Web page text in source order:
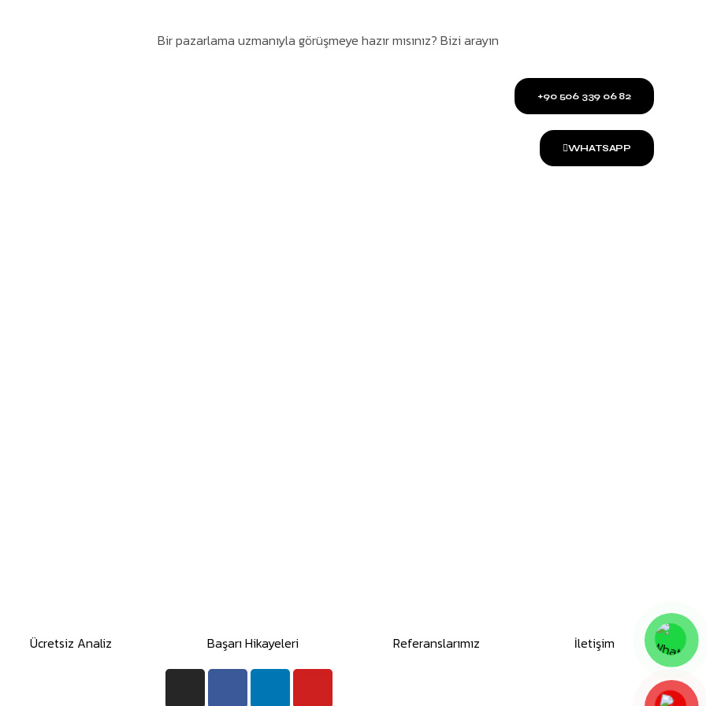
Bir pazarlama uzmanıyla görüşmeye hazır mısınız? Bizi arayın
+90 506 339 06 82
WHATSAPP
Ücretsiz Analiz Başarı Hikayeleri Referanslarımız
İletişim